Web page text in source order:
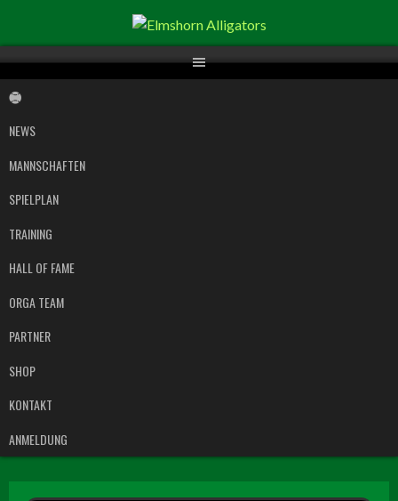
Inhalt
NEWS
MANNSCHAFTEN
SPIELPLAN
TRAINING
HALL OF FAME
ORGA TEAM
PARTNER
SHOP
KONTAKT
ANMELDUNG